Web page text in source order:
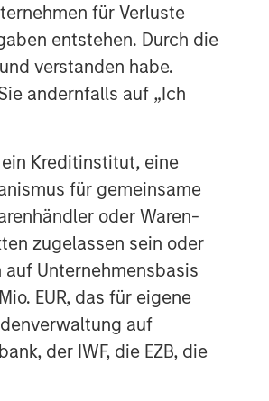
für Verluste
entstehen. Durch die
verstanden habe.
andernfalls auf „Ich
Kreditinstitut, eine
für gemeinsame
oder Waren-
zugelassen sein oder
Unternehmensbasis
EUR, das für eigene
auf
der IWF, die EZB, die